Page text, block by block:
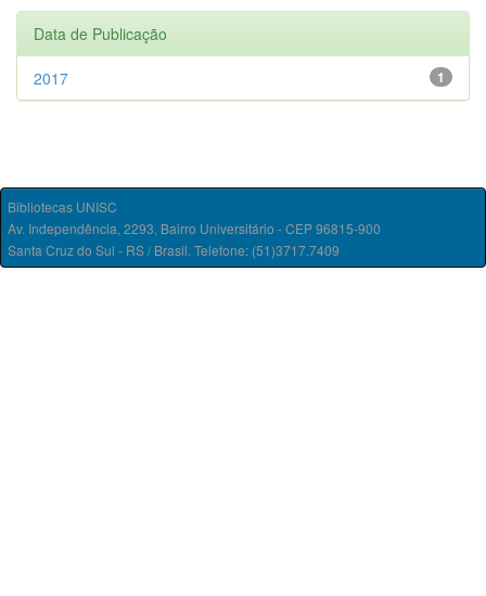
Data de Publicação
1
2017
Bibliotecas UNISC
Av. Independência, 2293, Bairro Universitário - CEP 96815-900
Santa Cruz do Sul - RS / Brasil. Telefone: (51)3717.7409